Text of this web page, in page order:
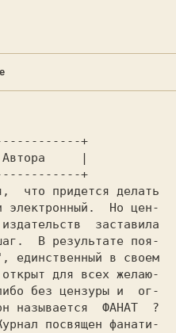
что придется делать
электронный.  Но цен-
заставила
В результате поя-
, единственный в своем
для всех желаю-
без цензуры и  ог-
называется  ФАНАТ  ?
посвящен фанати-